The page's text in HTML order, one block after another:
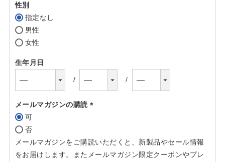
性別
指定なし
男性
女性
生年月日
メールマガジンの購読
可
否
メールマガジンをご購読いただくと、新製品やセール情報
をお届けします。またメールマガジン限定クーポンやプレ